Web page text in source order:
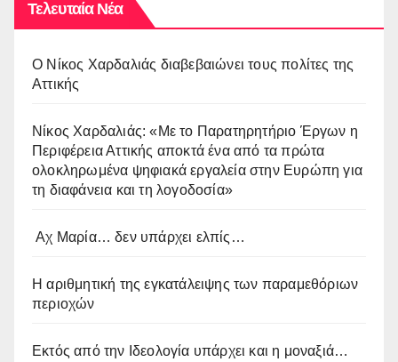
Τελευταία Νέα
O Νίκος Χαρδαλιάς διαβεβαιώνει τους πολίτες της
Αττικής
Νίκος Χαρδαλιάς: «Με το Παρατηρητήριο Έργων η
Περιφέρεια Αττικής αποκτά ένα από τα πρώτα
ολοκληρωμένα ψηφιακά εργαλεία στην Ευρώπη για
τη διαφάνεια και τη λογοδοσία»
Αχ Μαρία… δεν υπάρχει ελπίς…
Η αριθμητική της εγκατάλειψης των παραμεθόριων
περιοχών
Εκτός από την Ιδεολογία υπάρχει και η μοναξιά…